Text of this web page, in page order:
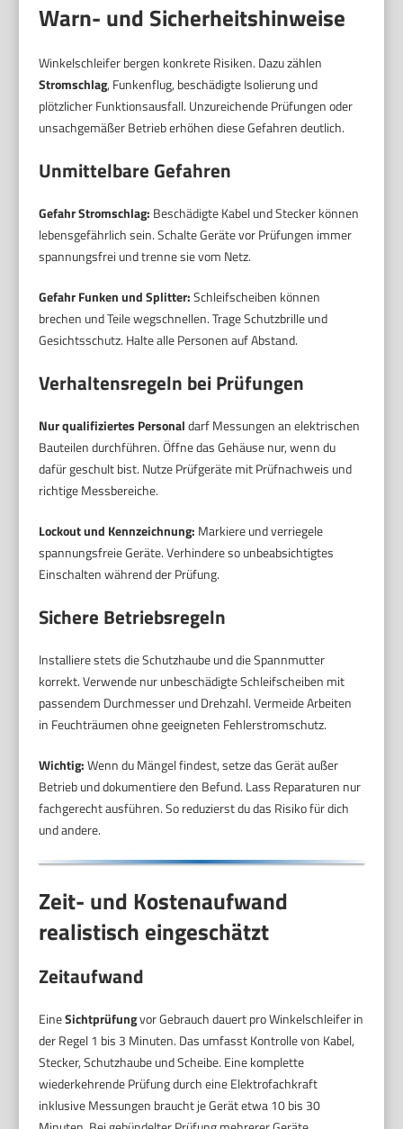
Warn- und Sicherheitshinweise
Winkelschleifer bergen konkrete Risiken. Dazu zählen
Stromschlag, Funkenflug, beschädigte Isolierung und
plötzlicher Funktionsausfall. Unzureichende Prüfungen oder
unsachgemäßer Betrieb erhöhen diese Gefahren deutlich.
Unmittelbare Gefahren
Gefahr Stromschlag: Beschädigte Kabel und Stecker können
lebensgefährlich sein. Schalte Geräte vor Prüfungen immer
spannungsfrei und trenne sie vom Netz.
Gefahr Funken und Splitter:Schleifscheiben können
brechen und Teile wegschnellen. Trage Schutzbrille und
Gesichtsschutz. Halte alle Personen auf Abstand.
Verhaltensregeln bei Prüfungen
Nur qualifiziertes Personaldarf Messungen an elektrischen
Bauteilen durchführen. Öffne das Gehäuse nur, wenn du
dafür geschult bist. Nutze Prüfgeräte mit Prüfnachweis und
richtige Messbereiche.
Lockout und Kennzeichnung: Markiere und verriegele
spannungsfreie Geräte. Verhindere so unbeabsichtigtes
Einschalten während der Prüfung.
Sichere Betriebsregeln
Installiere stets die Schutzhaube und die Spannmutter
korrekt. Verwende nur unbeschädigte Schleifscheiben mit
passendem Durchmesser und Drehzahl. Vermeide Arbeiten
in Feuchträumen ohne geeigneten Fehlerstromschutz.
Wichtig:Wenn du Mängel findest, setze das Gerät außer
Betrieb und dokumentiere den Befund. Lass Reparaturen nur
fachgerecht ausführen. So reduzierst du das Risiko für dich
und andere.
Zeit- und Kostenaufwand
realistisch eingeschätzt
Zeitaufwand
EineSichtprüfungvor Gebrauch dauert pro Winkelschleifer in
der Regel 1 bis 3 Minuten. Das umfasst Kontrolle von Kabel,
Stecker, Schutzhaube und Scheibe. Eine komplette
wiederkehrende Prüfung durch eine Elektrofachkraft
inklusive Messungen braucht je Gerät etwa 10 bis 30